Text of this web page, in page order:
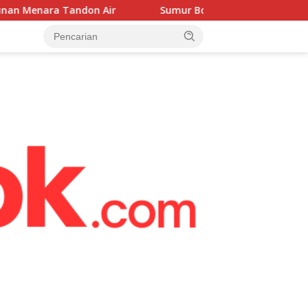
Sumur Bor Mulai Dikerjakan, Babinsa Hadir Kawal